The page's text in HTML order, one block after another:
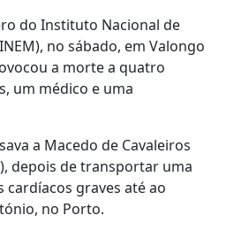
do Instituto Nacional de
no sábado, em Valongo
a morte a quatro
um médico e uma
a Macedo de Cavaleiros
depois de transportar uma
graves até ao
no Porto.